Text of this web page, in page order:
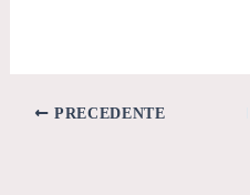
PRECEDENTE